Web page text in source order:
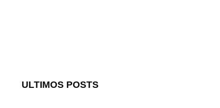
ULTIMOS POSTS